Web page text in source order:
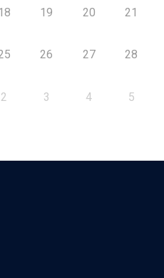
19 20 21
26 27 28
2 3 4 5